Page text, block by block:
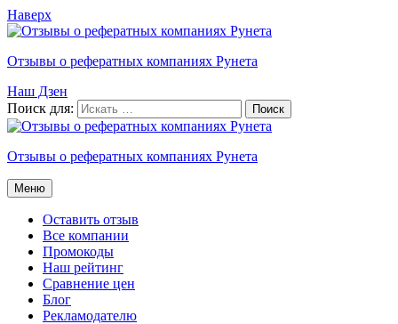
Наверх
Отзывы о рефератных компаниях Рунета
Наш Дзен
Поиск для:
Отзывы о рефератных компаниях Рунета
Меню
Оставить отзыв
Все компании
Промокоды
Наш рейтинг
Сравнение цен
Блог
Рекламодателю